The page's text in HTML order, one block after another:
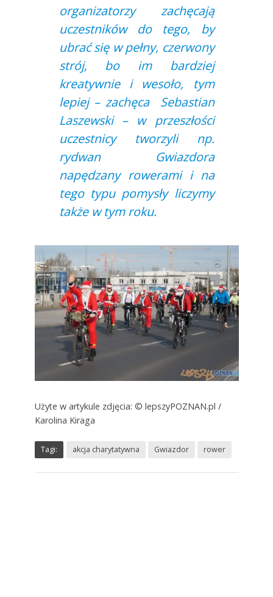
organizatorzy zachęcają
uczestników do tego, by
ubrać się w pełny, czerwony
strój, bo im bardziej
kreatywnie i wesoło, tym
lepiej – zachęca Sebastian
Laszewski – w przeszłości
uczestnicy tworzyli np.
rydwan Gwiazdora
napędzany rowerami i na
tego typu pomysły liczymy
także w tym roku.
Użyte w artykule zdjęcia: © lepszyPOZNAN.pl /
Karolina Kiraga
Tagi: akcja charytatywna Gwiazdor rower